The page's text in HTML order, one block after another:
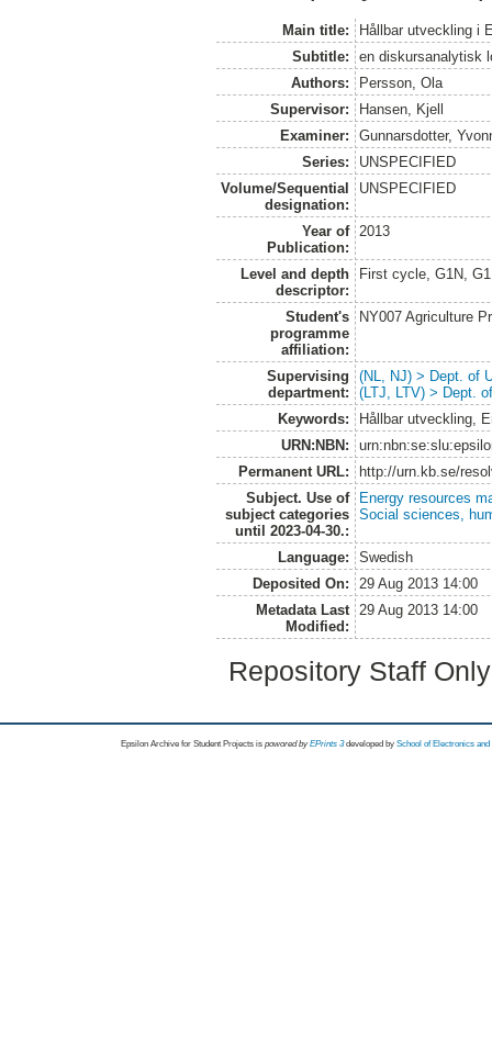
Main title:
Hållbar utveckling i
Subtitle:
en diskursanalytisk
Authors:
Persson, Ola
Supervisor:
Hansen, Kjell
Examiner:
Gunnarsdotter,
Series:
UNSPECIFIED
Volume/Sequential
designation:
UNSPECIFIED
Year of
Publication:
2013
Level and depth
descriptor:
First cycle, G1N,
Student's
programme
affiliation:
NY007 Agriculture
Supervising
department:
(NL, NJ) > Dept. of
(LTJ, LTV) > Dept.
Keywords:
Hållbar utveckling,
URN:NBN:
Permanent URL:
http://urn.kb.se/
Subject. Use of
subject categories
until 2023-04-30.:
Energy resources
Social sciences,
Language:
Swedish
Deposited On:
29 Aug 2013 14:00
Metadata Last
Modified:
29 Aug 2013 14:00
Repository Staff
Epsilon Archive for Student Projects is powored byEPrints 3 developed by School of Electronics